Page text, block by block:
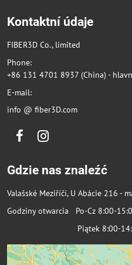
Kontaktní údaje
FIBER3D Co., limited
Phone:
+86 131 4701 8937 (China) -
E-mail:
info @ fiber3D.com
FacebookInstagram
Gdzie nas znaleźć
Valašské Meziříčí, U Abácie 216 -
Godziny otwarcia Po-Cz 8:00-
Piątek 8:00-